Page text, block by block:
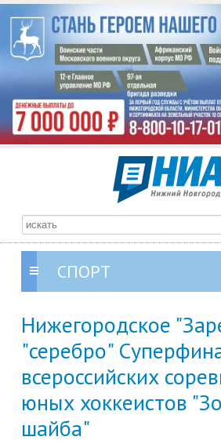
СПОРТ
Нижегородское
"серебро"
всероссийских
юных хоккеистов
шайба"